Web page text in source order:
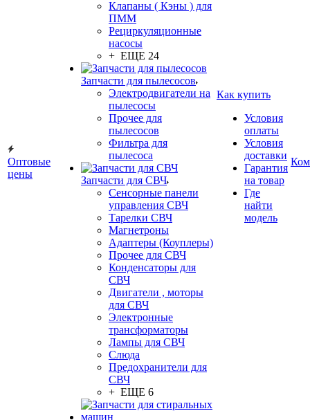
Оптовые
цены
Клапаны ( Кэны ) для
ПММ
Рециркуляционные
насосы
+ ЕЩЕ 24
Запчасти для пылесосов
Электродвигатели на
пылесосы
Прочее для
пылесосов
Фильтра для
пылесоса
Запчасти для СВЧ
Сенсорные панели
управления СВЧ
Тарелки СВЧ
Магнетроны
Адаптеры (Коуплеры)
Прочее для СВЧ
Конденсаторы для
СВЧ
Двигатели , моторы
для СВЧ
Электронные
трансформаторы
Лампы для СВЧ
Слюда
Предохранители для
СВЧ
+ ЕЩЕ 6
Как купить
Условия
оплаты
Условия
доставки
Гарантия
на товар
Где
найти
модель